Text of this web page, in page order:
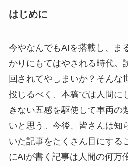
はじめに
今やなんでもAIを搭載し、ま
かりにもてはやされる時代。
回されてやしまいか？そんな
投じるべく、本稿では人間に
きない五感を駆使して車両の
いと思う。今後、皆さんは知
いた記事をたくさん目にする
にAIが書く記事は人間の何万